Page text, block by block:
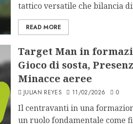
tattico versatile che bilancia
READ MORE
Target Man in
Gioco di sosta,
Minacce aeree
JULIAN REYES 11/02/2026 0
Il centravanti in una
un ruolo fondamentale come